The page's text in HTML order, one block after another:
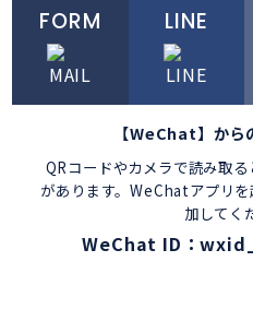
FORM LINE
【WeChat】から
QRコードやカメラで読み取
があります。WeChatアプリ
加してく
WeChat ID：